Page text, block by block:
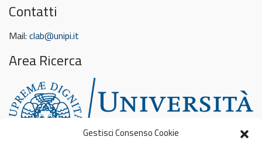
Gestisci Consenso Cookie
Contatti
Mail: clab@unipi.it
Area Ricerca